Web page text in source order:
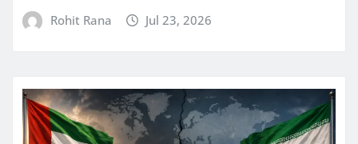
Rohit Rana Jul 23, 2026